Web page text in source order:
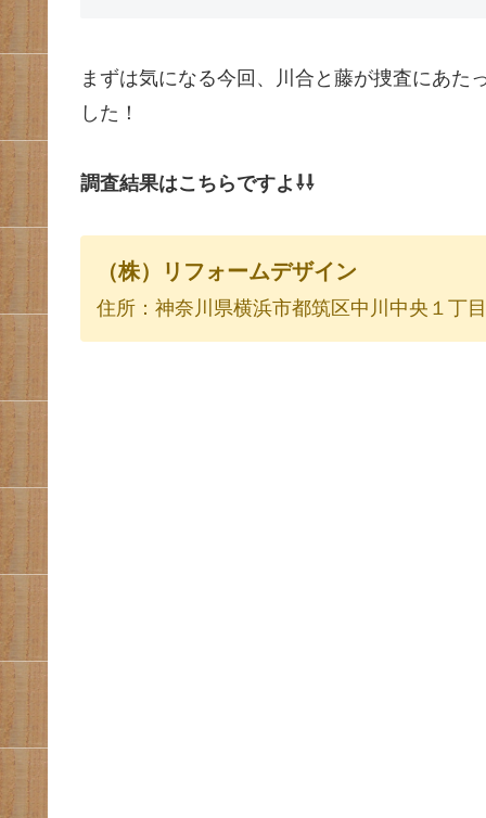
まずは気になる今回、川合と藤が捜査にあた
した！
調査結果はこちらですよ⇩⇩
（株）リフォームデザイン
住所：神奈川県横浜市都筑区中川中央１丁